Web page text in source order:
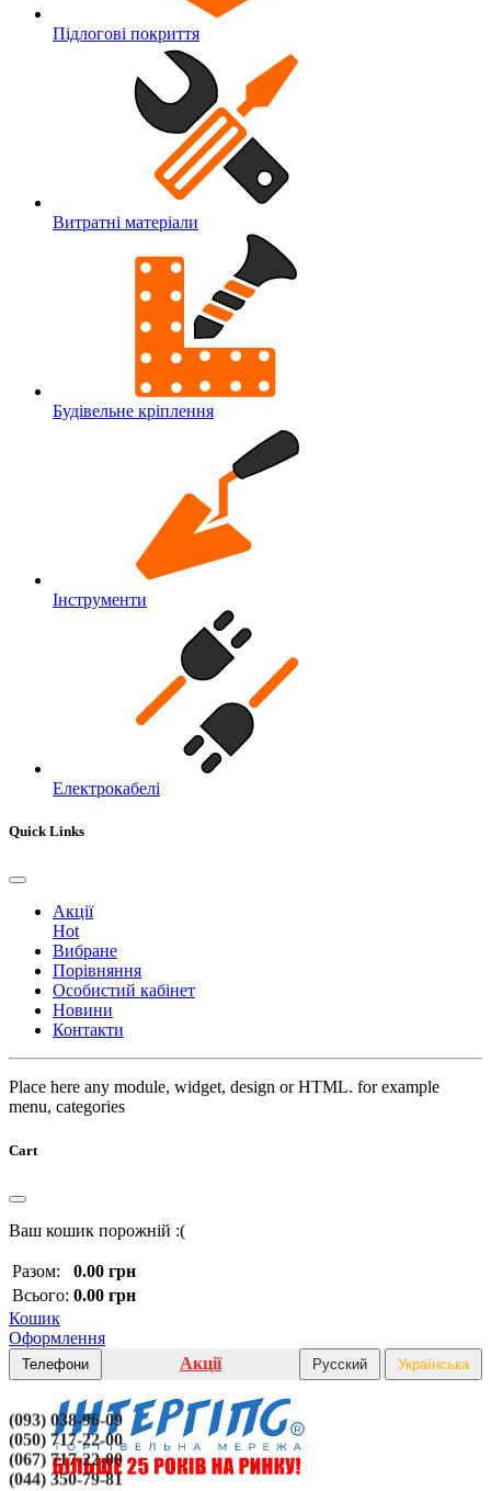
Підлогові покриття
Витратні матеріали
Будівельне кріплення
Інструменти
Електрокабелі
Quick Links
Акції
Hot
Вибране
Порівняння
Особистий кабінет
Новини
Контакти
Place here any module, widget, design or HTML. for example
menu, categories
Cart
Ваш кошик порожній :(
Разом:
0.00 грн
Всього: 0.00 грн
Кошик
Оформлення
Телефони
(093) 038-96-09
(050) 717-22-00
(067) 717-22-00
(044) 350-79-81
Акції Русский Українська